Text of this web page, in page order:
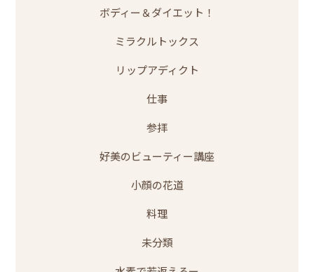
ボディー＆ダイエット！
ミラクルトックス
リップアディクト
仕事
参拝
好美のビューティー講座
小顔の花道
料理
未分類